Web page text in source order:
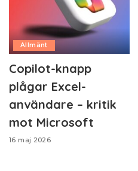
Allmänt
Copilot-knapp
plågar Excel-
användare – kritik
mot Microsoft
16 maj 2026